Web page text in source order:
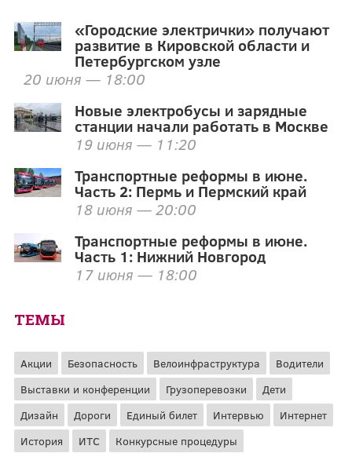
«Городские электрички» получают
развитие в Кировской области и
Петербургском узле
20 июня — 18:00
Новые электробусы и зарядные
станции начали работать в Москве
19 июня — 11:20
Транспортные реформы в июне.
Часть 2: Пермь и Пермский край
18 июня — 20:00
Транспортные реформы в июне.
Часть 1: Нижний Новгород
17 июня — 18:00
ТЕМЫ
Акции Безопасность Велоинфраструктура
Водители
Выставки и конференции
Грузоперевозки
Дети
Дизайн
Дороги Единый билет Интервью
Интернет
История
ИТС Конкурсные процедуры